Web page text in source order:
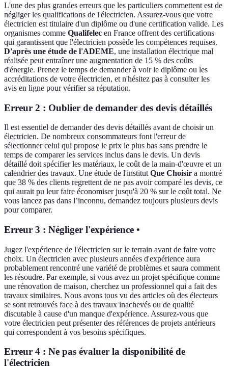
L'une des plus grandes erreurs que les particuliers commettent est de
négliger les qualifications de l'électricien. Assurez-vous que votre
électricien est titulaire d'un diplôme ou d'une certification valide. Les
organismes comme Qualifelec en France offrent des certifications
qui garantissent que l'électricien possède les compétences requises.
D'après une étude de l'ADEME, une installation électrique mal
réalisée peut entraîner une augmentation de 15 % des coûts
d'énergie. Prenez le temps de demander à voir le diplôme ou les
accréditations de votre électricien, et n'hésitez pas à consulter les
avis en ligne pour vérifier sa réputation.
Erreur 2 : Oublier de demander des devis détaillés
Il est essentiel de demander des devis détaillés avant de choisir un
électricien. De nombreux consommateurs font l'erreur de
sélectionner celui qui propose le prix le plus bas sans prendre le
temps de comparer les services inclus dans le devis. Un devis
détaillé doit spécifier les matériaux, le coût de la main-d'œuvre et un
calendrier des travaux. Une étude de l'institut Que Choisir a montré
que 38 % des clients regrettent de ne pas avoir comparé les devis, ce
qui aurait pu leur faire économiser jusqu'à 20 % sur le coût total. Ne
vous lancez pas dans l’inconnu, demandez toujours plusieurs devis
pour comparer.
Erreur 3 : Négliger l'expérience •
Jugez l'expérience de l'électricien sur le terrain avant de faire votre
choix. Un électricien avec plusieurs années d'expérience aura
probablement rencontré une variété de problèmes et saura comment
les résoudre. Par exemple, si vous avez un projet spécifique comme
une rénovation de maison, cherchez un professionnel qui a fait des
travaux similaires. Nous avons tous vu des articles où des électeurs
se sont retrouvés face à des travaux inachevés ou de qualité
discutable à cause d'un manque d'expérience. Assurez-vous que
votre électricien peut présenter des références de projets antérieurs
qui correspondent à vos besoins spécifiques.
Erreur 4 : Ne pas évaluer la disponibilité de
l'électricien